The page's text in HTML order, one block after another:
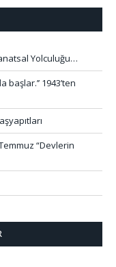
Yolculuğu…
1943’ten
“Devlerin